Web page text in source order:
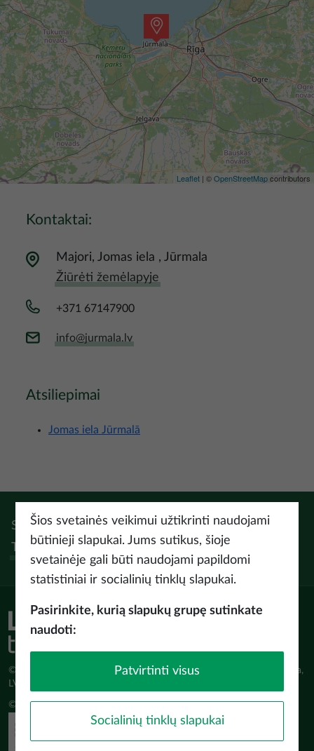
Leaflet | ©OpenStreetMapcontributors
Kontaktai:
Majori, Jomas iela , Jūrmala
Žiūrėti žemėlapyje
+371 67147900
info@jurmala.lv
Atsiliepimai
Jomas iela Jūrmalā
Sek:InstagramFacebookPinterest YoutubeThreads
Tiktok
© Latvijas Investīciju un attīstības aģentūra (LIAA) Pērses iela 2, Rīga,
LV-1442 www.liaa.gov.lv
© 2026 latvia.travel. All rights reserved
Šios svetainės veikimui užtikrinti naudojami
būtinieji slapukai. Jums sutikus, šioje
svetainėje gali būti naudojami papildomi
statistiniai ir socialinių tinklų slapukai.
Pasirinkite, kurią slapukų grupę sutinkate
naudoti:
Patvirtinti visus
Socialinių tinklų slapukai